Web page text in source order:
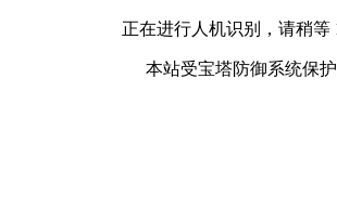
正在进行人机识别，请稍等
本站受宝塔防御系统保护